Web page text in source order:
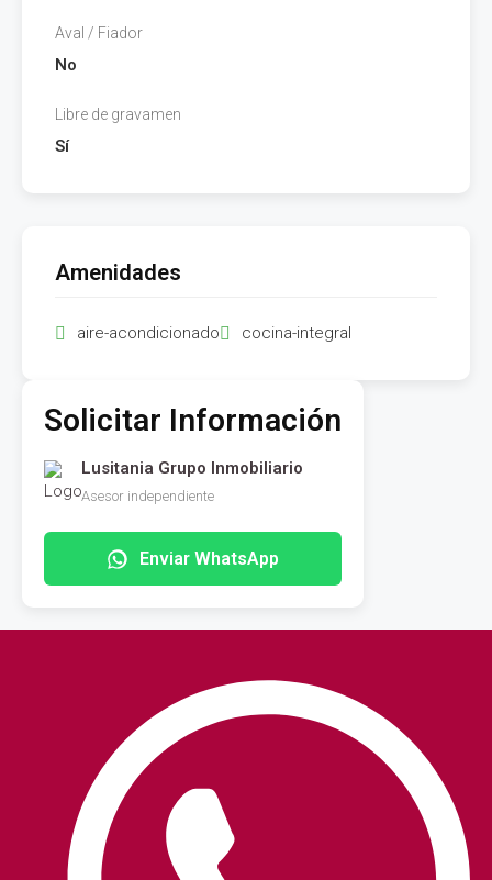
Aval / Fiador
No
Libre de gravamen
Sí
Amenidades
aire-acondicionado cocina-integral
Solicitar Información
Lusitania Grupo Inmobiliario
Asesor independiente
Enviar WhatsApp